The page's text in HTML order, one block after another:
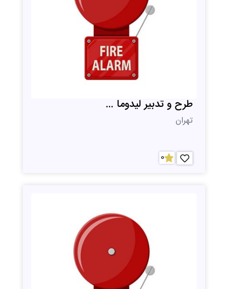
طرح و تدبیر لیدوما ...
تهران
0